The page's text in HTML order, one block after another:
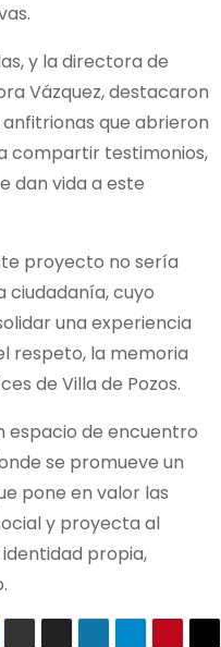
y la directora de
Vázquez, destacaron
que abrieron
compartir testimonios,
dan vida a este
proyecto no sería
ciudadanía, cuyo
una experiencia
respeto, la memoria
de Villa de Pozos.
espacio de encuentro
se promueve un
pone en valor las
y proyecta al
propia,